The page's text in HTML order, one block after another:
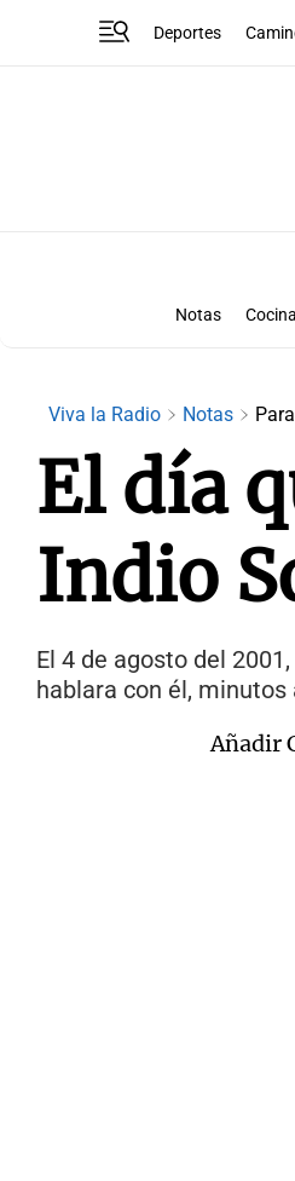
Deportes
Notas
Viva la Radio Notas
El día
Indio
El 4 de agosto del
hablara con él,
Añadir